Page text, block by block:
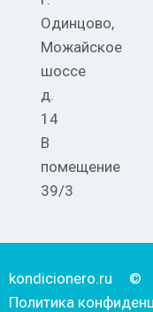
Одинцово,
Можайское
шоссе
д.
14
В
помещение
39/3
kondicionero.ru
Политика